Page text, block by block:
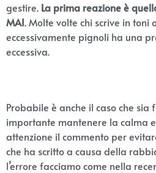
gestire. La prima reazione è
MAI. Molte volte chi scrive in toni
eccessivamente pignoli ha una
eccessiva.
Probabile è anche il caso che sia
importante mantenere la calma
attenzione il commento per
che ha scritto a causa della
l’errore facciamo come nella